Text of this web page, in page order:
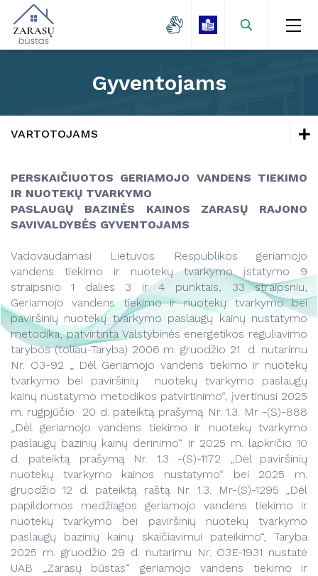
Naujienos
Zarasų miestas
Mokamų paslaugų kainos
Projektai
Naujienos
Vartotojams
Veikla
Vanduo
Savitarna
Projektai
Kainos
Kontaktai
Naujienos
Tvarkaraščiai
Transporto ir komunalinio ūkio skyrius
Paslaugos
Naudinga informacija
Projektai
Kontaktai
Kontaktai
Gyventojams
VARTOTOJAMS
Vandentvarkos skyrius
Vartotojams
Gyventojams
Įmonėms ir organizacijoms
Papildomų paslaugų kainos
Apmokėjimas
Patariame
Veikla
Vanduo
Savitarna
Projektai
Kainos
Kontaktai
PERSKAIČIUOTOS GERIAMOJO VANDENS TIEKIMO
IR NUOTEKŲ TVARKYMO
PASLAUGŲ BAZINĖS KAINOS ZARASŲ RAJONO
SAVIVALDYBĖS GYVENTOJAMS
Vadovaudamasi Lietuvos Respublikos geriamojo
vandens tiekimo ir nuotekų tvarkymo įstatymo 9
straipsnio 1 dalies 3 ir 4 punktais, 33 straipsniu,
Geriamojo vandens tiekimo ir nuotekų tvarkymo bei
paviršinių nuotekų tvarkymo paslaugų kainų nustatymo
metodika, patvirtinta Valstybinės energetikos reguliavimo
tarybos (toliau-Taryba) 2006 m. gruodžio 21 d. nutarimu
Nr. O3-92 „ Dėl Geriamojo vandens tiekimo ir nuotekų
tvarkymo bei paviršinių nuotekų tvarkymo paslaugų
kainų nustatymo metodikos patvirtinimo“, įvertinusi 2025
m. rugpjūčio 20 d. pateiktą prašymą Nr. 1.3. Mr -(S)-888
„Dėl geriamojo vandens tiekimo ir nuotekų tvarkymo
paslaugų bazinių kainų derinimo“ ir 2025 m. lapkričio 10
d. pateiktą prašymą Nr. 1.3 -(S)-1172 „Dėl paviršinių
nuotekų tvarkymo kainos nustatymo“ bei 2025 m.
gruodžio 12 d. pateiktą raštą Nr. 1.3. Mr-(S)-1295 „Dėl
papildomos medžiagos geriamojo vandens tiekimo ir
nuotekų tvarkymo bei paviršinių nuotekų tvarkymo
paslaugų bazinių kainų skaičiavimui pateikimo“, Taryba
2025 m. gruodžio 29 d. nutarimu Nr. O3E-1931 nustatė
UAB „Zarasų būstas“ geriamojo vandens tiekimo ir